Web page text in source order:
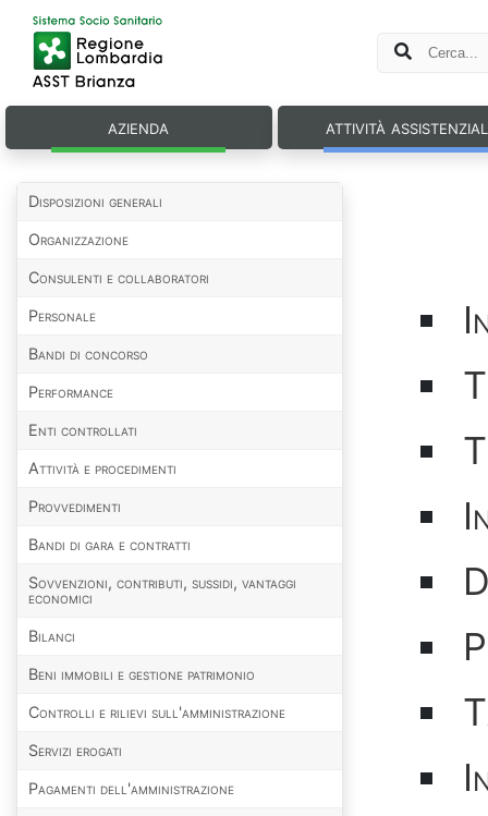
azienda attività
Disposizioni generali
Organizzazione
Consulenti e collaboratori
Personale
Bandi di concorso
Performance
Enti controllati
Attività e procedimenti
Provvedimenti
Bandi di gara e contratti
Sovvenzioni, contributi, sussidi, vantaggi
economici
Bilanci
Beni immobili e gestione patrimonio
Controlli e rilievi sull'amministrazione
Servizi erogati
Pagamenti dell'amministrazione